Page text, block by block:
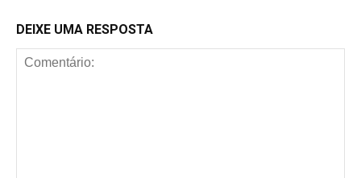
DEIXE UMA RESPOSTA